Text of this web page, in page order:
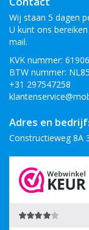
Wij staan 5 dagen
U kunt ons
mail.
KVK nummer:
BTW nummer:
+31 297547258
Adres en
Constructieweg 8A